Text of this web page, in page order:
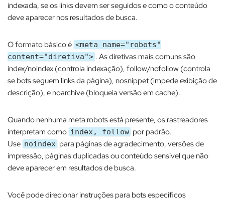
indexada, se os links devem ser seguidos e como o conteúdo
deve aparecer nos resultados de busca.​
O formato básico é <meta name="robots"
content="diretiva"> . As diretivas mais comuns são
index/noindex (controla indexação), follow/nofollow (controla
se bots seguem links da página), nosnippet (impede exibição de
descrição), e noarchive (bloqueia versão em cache).​
Quando nenhuma meta robots está presente, os rastreadores
interpretam como index, follow por padrão.
Use noindex para páginas de agradecimento, versões de
impressão, páginas duplicadas ou conteúdo sensível que não
deve aparecer em resultados de busca.​
Você pode direcionar instruções para bots específicos